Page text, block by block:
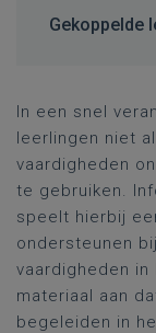
Gekoppelde
In een snel
leerlingen niet
vaardigheden
te gebruiken.
speelt hierbij
ondersteunen
vaardigheden
materiaal aan
begeleiden in